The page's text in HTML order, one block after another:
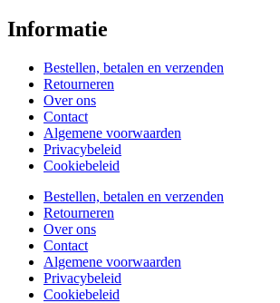
Informatie
Bestellen, betalen en verzenden
Retourneren
Over ons
Contact
Algemene voorwaarden
Privacybeleid
Cookiebeleid
Bestellen, betalen en verzenden
Retourneren
Over ons
Contact
Algemene voorwaarden
Privacybeleid
Cookiebeleid